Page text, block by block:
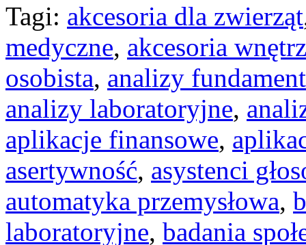
Tagi: akcesoria dla zwierząt
medyczne, akcesoria
osobista, analizy
analizy laboratoryjne,
aplikacje finansowe,
asertywność, asystenci
automatyka przemysłowa,
laboratoryjne, badania